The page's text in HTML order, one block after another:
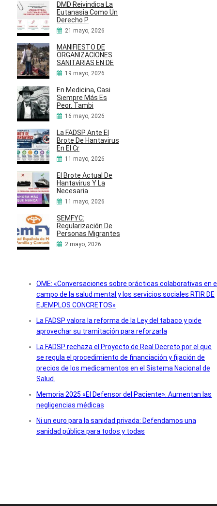
DMD Reivindica La
Eutanasia Como Un
Derecho P
21 mayo, 2026
MANIFIESTO DE
ORGANIZACIONES
SANITARIAS EN DE
19 mayo, 2026
En Medicina, Casi
Siempre Más Es
Peor. Tambi
16 mayo, 2026
La FADSP Ante El
Brote De Hantavirus
En El Cr
11 mayo, 2026
El Brote Actual De
Hantavirus Y La
Necesaria
11 mayo, 2026
SEMFYC:
Regularización De
Personas Migrantes
2 mayo, 2026
OME: «Conversaciones sobre prácticas colaborativas en
campo de la salud mental y los servicios sociales RTIR DE
EJEMPLOS CONCRETOS»
La FADSP valora la reforma de la Ley del tabaco y pide
aprovechar su tramitación para reforzarla
La FADSP rechaza el Proyecto de Real Decreto por el que
se regula el procedimiento de financiación y fijación de
precios de los medicamentos en el Sistema Nacional de
Salud.
Memoria 2025 «El Defensor del Paciente»: Aumentan las
negligencias médicas
Ni un euro para la sanidad privada: Defendamos una
sanidad pública para todos y todas